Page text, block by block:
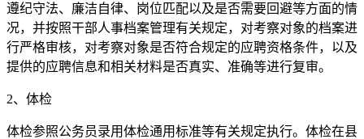
遵纪守法、廉洁自律、岗位匹配以及是否需要回避等方面的情
况，并按照干部人事档案管理有关规定，对考察对象的档案进
行严格审核，对考察对象是否符合规定的应聘资格条件，以及
提供的应聘信息和相关材料是否真实、准确等进行复审。
2、体检
体检参照公务员录用体检通用标准等有关规定执行。体检在县